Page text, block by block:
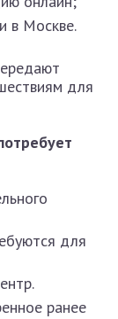
в Москве.
для
для
ранее